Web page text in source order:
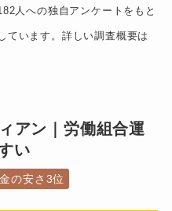
人への独自アンケートをもと
ています。詳しい調査概要は
アン｜労働組合運
い
の安さ3位